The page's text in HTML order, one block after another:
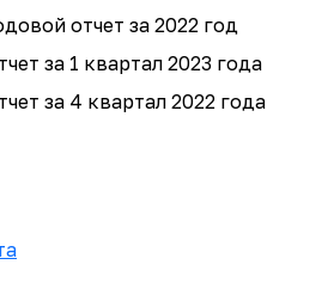
отчет за 2022 год
за 1 квартал 2023 года
за 4 квартал 2022 года